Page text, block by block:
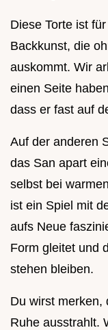
Diese Torte ist
Backkunst, die
auskommt. Wir
einen Seite
dass er fast auf
Auf der anderen
das San apart
selbst bei
ist ein Spiel mit
aufs Neue
Form gleitet und
stehen bleiben.
Du wirst merken,
Ruhe ausstrahlt.